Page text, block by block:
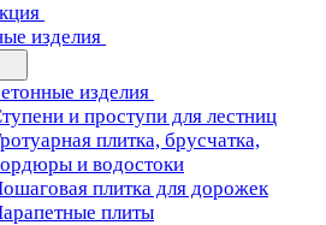
изделия
изделия
и проступи для лестниц
плитка, брусчатка,
и водостоки
плитка для дорожек
плиты